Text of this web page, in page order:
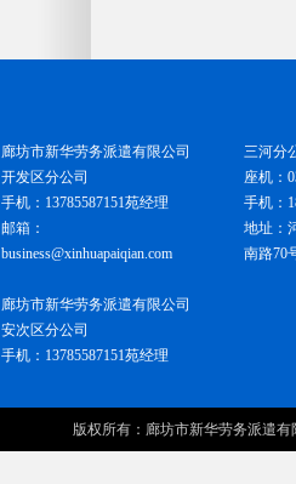
廊坊市新华劳务派遣有限公司
开发区分公司
手机：13785587151苑经理
邮箱：
business@xinhuapaiqian.com
廊坊市新华劳务派遣有限公司
安次区分公司
手机：13785587151苑经理
三河分
座机：
手机：
地址：
南路70
版权所有： 廊坊市新华劳务派遣有